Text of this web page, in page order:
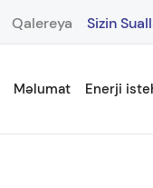
Qalereya Sizin
Məlumat Enerji